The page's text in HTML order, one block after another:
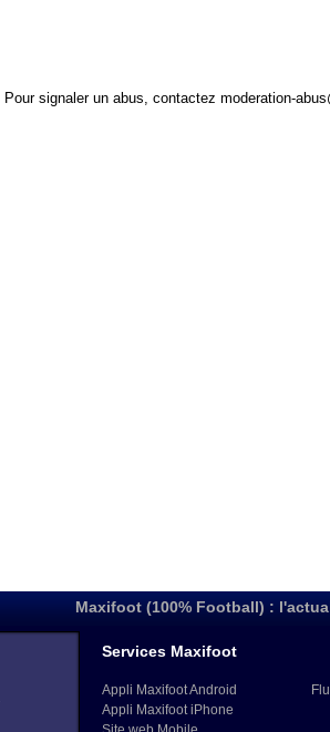
Pour signaler un abus, contactez moderation-
Maxifoot (100% Football) :
Services Maxifoot
Appli Maxifoot Android
Appli Maxifoot iPhone